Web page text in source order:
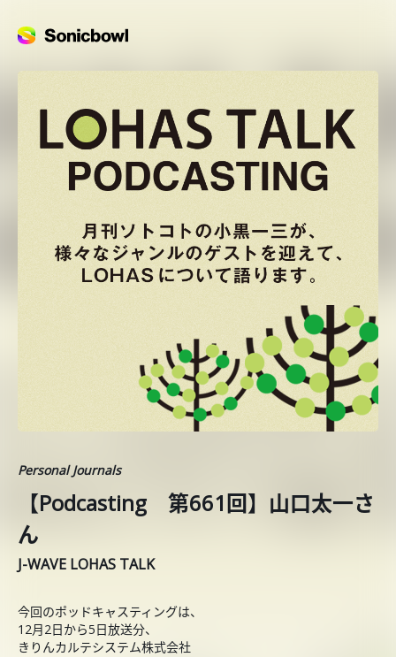
Personal Journals
【Podcasting 第661回】山口太一さ
ん
J-WAVE LOHAS TALK
今回のポッドキャスティングは、
12月2日から5日放送分、
きりんカルテシステム株式会社